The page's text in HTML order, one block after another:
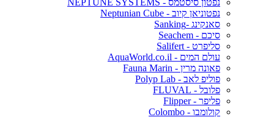
נפטוניאן קיוב - Neptunian Cube
סאנקינג -Sanking
סיכם - Seachem
סליפרט - Salifert
עולם המים - AquaWorld.co.il
פאונה מרין - Fauna Marin
פוליפ לאב - Polyp Lab
פלובל - FLUVAL
פליפר - Flipper
קולומבו - Colombo